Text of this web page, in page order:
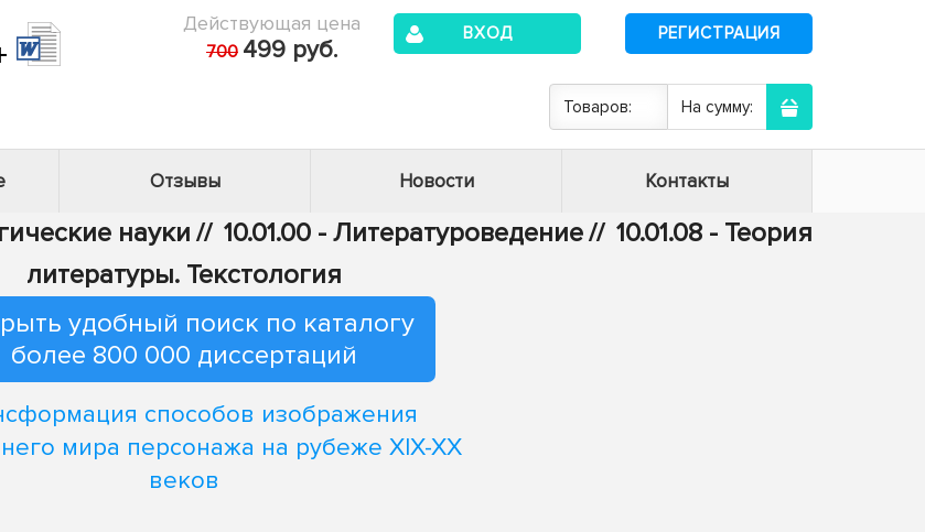
Действующая цена
700 499 руб.
ВХОД РЕГИСТРАЦИЯ
Товаров: На сумму:
Отзывы Новости Контакты
науки // 10.01.00 - Литературоведение// 10.01.08 - Теория
литературы. Текстология
удобный поиск по каталогу
более 800 000 диссертаций
способов изображения
мира персонажа на рубеже XIX-XX
веков